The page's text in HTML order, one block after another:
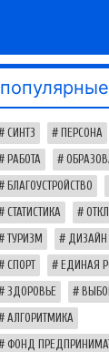
СИНТЗ ПЕРСОНА
РАБОТА
БЛАГОУСТРОЙСТВО
СТАТИСТИКА
ТУРИЗМ ДИЗАЙН
СПОРТ ЕДИНАЯ
ЗДОРОВЬЕ
АЛГОРИТМИКА
ФОНД